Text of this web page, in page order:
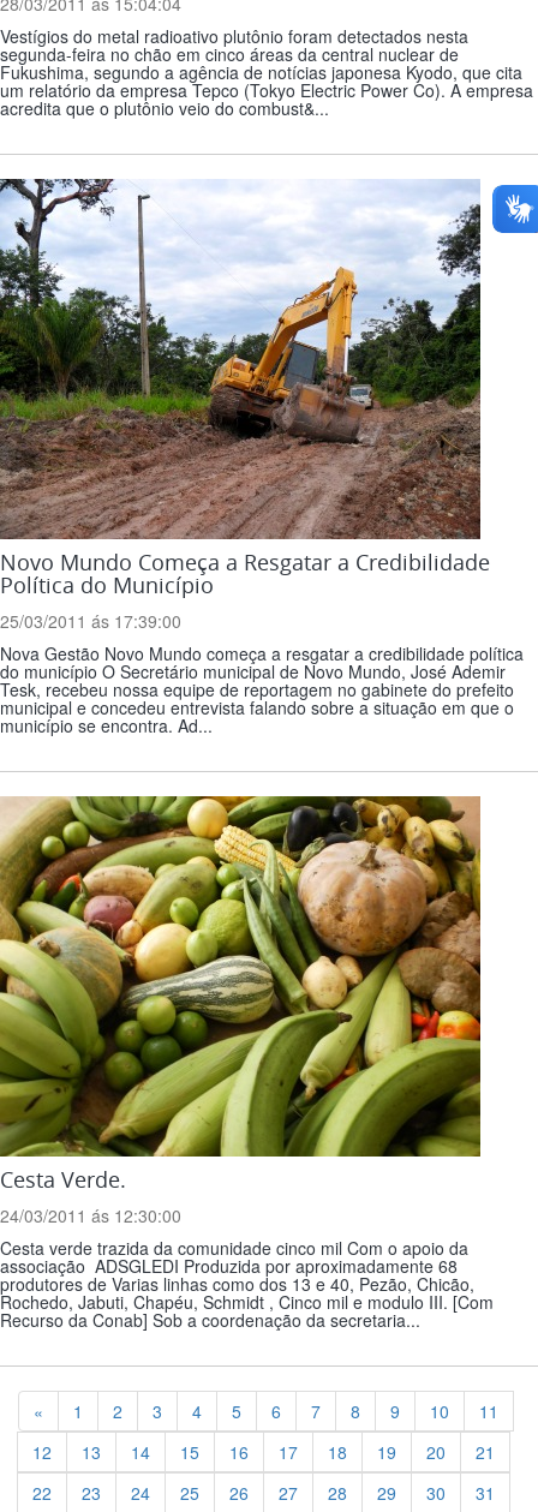
Vestígios do metal radioativo plutônio foram detectados nesta
segunda-feira no chão em cinco áreas da central nuclear de
Fukushima, segundo a agência de notícias japonesa Kyodo, que cita
um relatório da empresa Tepco (Tokyo Electric Power Co). A empresa
acredita que o plutônio veio do combust&...
Novo Mundo Começa a Resgatar a Credibilidade
Política do Município
25/03/2011 ás 17:39:00
Nova Gestão Novo Mundo começa a resgatar a credibilidade política
do município O Secretário municipal de Novo Mundo, José Ademir
Tesk, recebeu nossa equipe de reportagem no gabinete do prefeito
municipal e concedeu entrevista falando sobre a situação em que o
município se encontra. Ad...
Cesta Verde.
24/03/2011 ás 12:30:00
Cesta verde trazida da comunidade cinco mil Com o apoio da
associação ADSGLEDI Produzida por aproximadamente 68
produtores de Varias linhas como dos 13 e 40, Pezão, Chicão,
Rochedo, Jabuti, Chapéu, Schmidt , Cinco mil e modulo III. [Com
Recurso da Conab] Sob a coordenação da secretaria...
« Previous
1 2 3 4 5 6 7 8 9 10
11
12
13 14 15 16 17 18 19 20
21
22
23 24 25 26 27 28 29 30 31